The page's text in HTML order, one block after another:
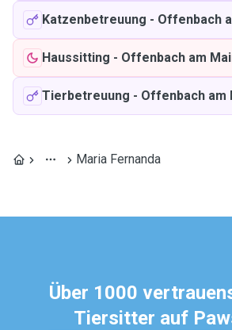
Katzenbetreuung - Offenbach
Haussitting - Offenbach am
Tierbetreuung - Offenbach am
Maria Fernanda
Über 1000
Tiersitter auf